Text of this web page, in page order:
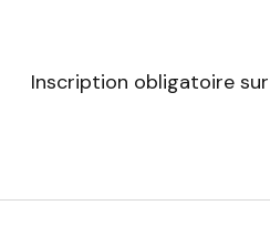
Inscription obligatoire sur